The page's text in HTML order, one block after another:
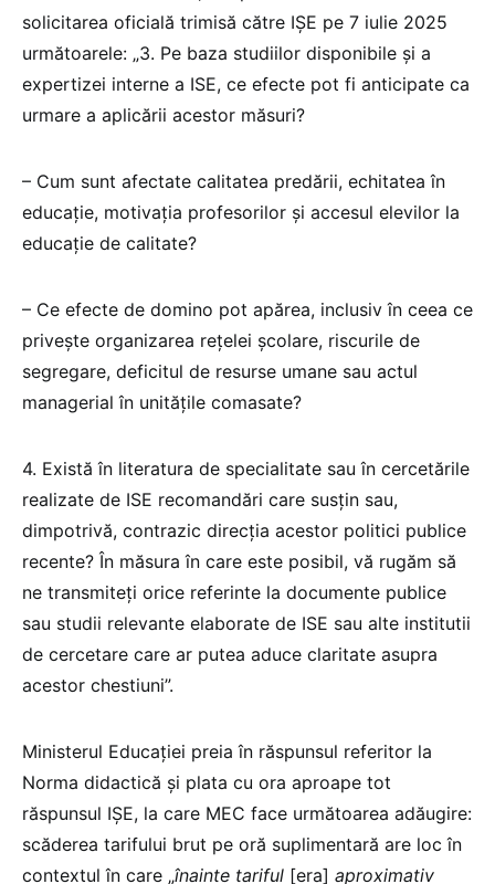
solicitarea oficială trimisă către IȘE pe 7 iulie 2025
următoarele: „3. Pe baza studiilor disponibile și a
expertizei interne a ISE, ce efecte pot fi anticipate ca
urmare a aplicării acestor măsuri?
– Cum sunt afectate calitatea predării, echitatea în
educație, motivația profesorilor și accesul elevilor la
educație de calitate?
– Ce efecte de domino pot apărea, inclusiv în ceea ce
privește organizarea rețelei școlare, riscurile de
segregare, deficitul de resurse umane sau actul
managerial în unitățile comasate?
4. Există în literatura de specialitate sau în cercetările
realizate de ISE recomandări care susțin sau,
dimpotrivă, contrazic direcția acestor politici publice
recente? În măsura în care este posibil, vă rugăm să
ne transmiteți orice referinte la documente publice
sau studii relevante elaborate de ISE sau alte institutii
de cercetare care ar putea aduce claritate asupra
acestor chestiuni”.
Ministerul Educației preia în răspunsul referitor la
Norma didactică și plata cu ora aproape tot
răspunsul IȘE, la care MEC face următoarea adăugire:
scăderea tarifului brut pe oră suplimentară are loc în
contextul în care „înainte tariful [era] aproximativ